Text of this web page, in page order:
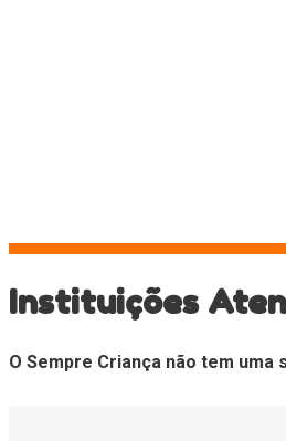
Instituições
O Sempre Criança não tem